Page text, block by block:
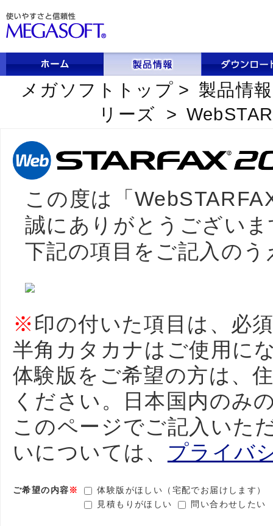
メガソフトトップ > 製品情報
リーズ
>
この度は「
誠にありがとうござい
下記の項目をご記入の
※ 印の付いた項目は、必
半角カタカナはご使用に
体験版をご希望の方は、
ください。日本国内のみ
このページでご記入いた
いについては、 プライバ
ご希望の内容※
体験版がほしい（宅配でお届けします）
見積もりがほしい
問い合わせしたい